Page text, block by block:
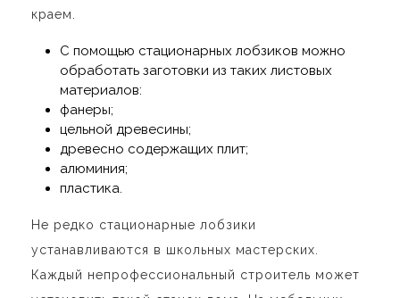
краем.
С помощью стационарных лобзиков можно
обработать заготовки из таких листовых
материалов:
фанеры;
цельной древесины;
древесно содержащих плит;
алюминия;
пластика.
Не редко стационарные лобзики
устанавливаются в школьных мастерских.
Каждый непрофессиональный строитель может